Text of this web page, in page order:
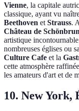
Vienne, la capitale
classique, ayant vu
Beethoven et Strauss.
Château de
artistique
nombreuses églises ou
Culture Cafe et la
cette atmosphère
les amateurs d'art et de
10. New York,